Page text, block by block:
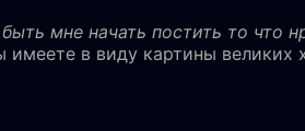
мне начать постить то что
имеете в виду картины великих